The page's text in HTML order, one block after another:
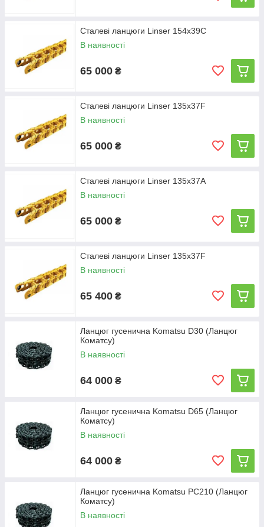
Сталеві ланцюги Linser 154х39С
В наявності
65 000 ₴
Сталеві ланцюги Linser 135х37F
В наявності
65 000 ₴
Сталеві ланцюги Linser 135x37A
В наявності
65 000 ₴
Сталеві ланцюги Linser 135x37F
В наявності
65 400 ₴
Ланцюг гусенична Komatsu D30 (Ланцюг
Коматсу)
В наявності
64 000 ₴
Ланцюг гусенична Komatsu D65 (Ланцюг
Коматсу)
В наявності
64 000 ₴
Ланцюг гусенична Komatsu PC210 (Ланцюг
Коматсу)
В наявності